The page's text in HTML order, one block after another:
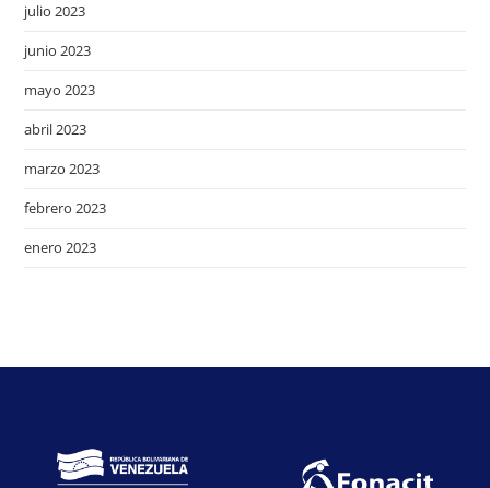
julio 2023
junio 2023
mayo 2023
abril 2023
marzo 2023
febrero 2023
enero 2023